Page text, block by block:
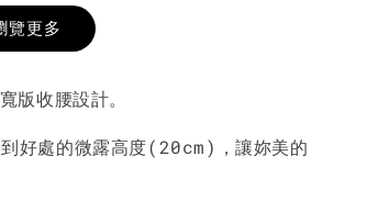
希望相隨雙面T
190
450
-
NT$ 450
覽更多
版收腰設計。
好處的微露高度(20cm)，讓妳美的